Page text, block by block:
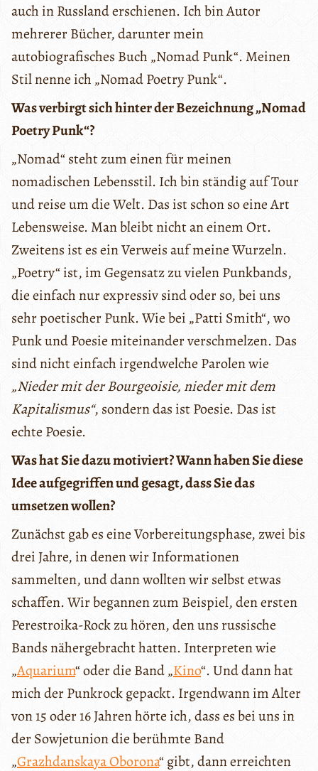
auch in Russland erschienen. Ich bin Autor
mehrerer Bücher, darunter mein
autobiografisches Buch „Nomad Punk“. Meinen
Stil nenne ich „Nomad Poetry Punk“.
Was verbirgt sich hinter der Bezeichnung „Nomad
Poetry Punk“?
„Nomad“ steht zum einen für meinen
nomadischen Lebensstil. Ich bin ständig auf Tour
und reise um die Welt. Das ist schon so eine Art
Lebensweise. Man bleibt nicht an einem Ort.
Zweitens ist es ein Verweis auf meine Wurzeln.
„Poetry“ ist, im Gegensatz zu vielen Punkbands,
die einfach nur expressiv sind oder so, bei uns
sehr poetischer Punk. Wie bei „Patti Smith“, wo
Punk und Poesie miteinander verschmelzen. Das
sind nicht einfach irgendwelche Parolen wie
„Nieder mit der Bourgeoisie, nieder mit dem
Kapitalismus“, sondern das ist Poesie. Das ist
echte Poesie.
Was hat Sie dazu motiviert? Wann haben Sie diese
Idee aufgegriffen und gesagt, dass Sie das
umsetzen wollen?
Zunächst gab es eine Vorbereitungsphase, zwei bis
drei Jahre, in denen wir Informationen
sammelten, und dann wollten wir selbst etwas
schaffen. Wir begannen zum Beispiel, den ersten
Perestroika-Rock zu hören, den uns russische
Bands nähergebracht hatten. Interpreten wie
„Aquarium“ oder die Band „Kino“. Und dann hat
mich der Punkrock gepackt. Irgendwann im Alter
von 15 oder 16 Jahren hörte ich, dass es bei uns in
der Sowjetunion die berühmte Band
„Grazhdanskaya Oborona“ gibt, dann erreichten